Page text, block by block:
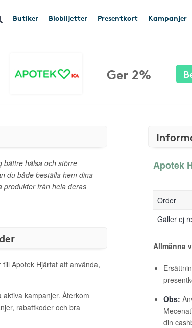
Butiker Biobiljetter Presentkort Kampanjer
Ger 2%
bättre hälsa och större
du både beställa hem dina
produkter från hela deras
Apotek Hjärtat att använda,
kampanjer. Återkom
rabattkoder och bra
Apotek
Order
Gäller ej
Allmänna
Obs:
din